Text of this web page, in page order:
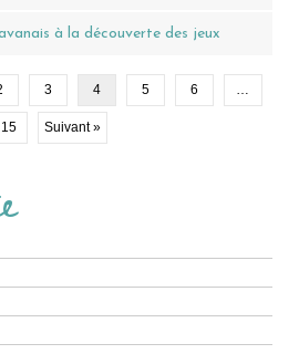
à la découverte des jeux
3 4 5 6 …
15 Suivant »